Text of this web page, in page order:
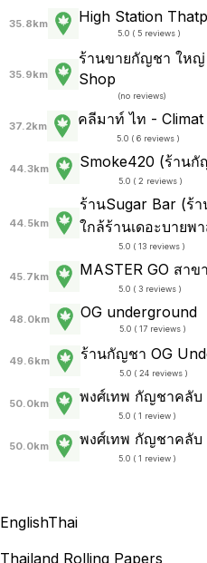
35.8km High Station
5.0 ( 5 reviews )
35.9km
ร้านขายกัญชา ใหญ่
Shop
(no reviews)
37.2km คลีมาท์ ไท - Climat
5.0 ( 6 reviews )
44.3km Smoke420 (ร้านกั
5.0 ( 2 reviews )
44.5km
ร้านSugar Bar (ร้
ใกล้ร้านเดอะบายพ
5.0 ( 13 reviews )
45.7km MASTER GO สาข
5.0 ( 3 reviews )
48.0km OG underground
5.0 ( 17 reviews )
49.6km ร้านกัญชา OG
5.0 ( 24 reviews )
50.0km พงศ์เทพ กัญชาคลับ
5.0 ( 1 review )
50.0km พงศ์เทพ กัญชาคลับ
5.0 ( 1 review )
EnglishThai
Thailand Rolling Papers